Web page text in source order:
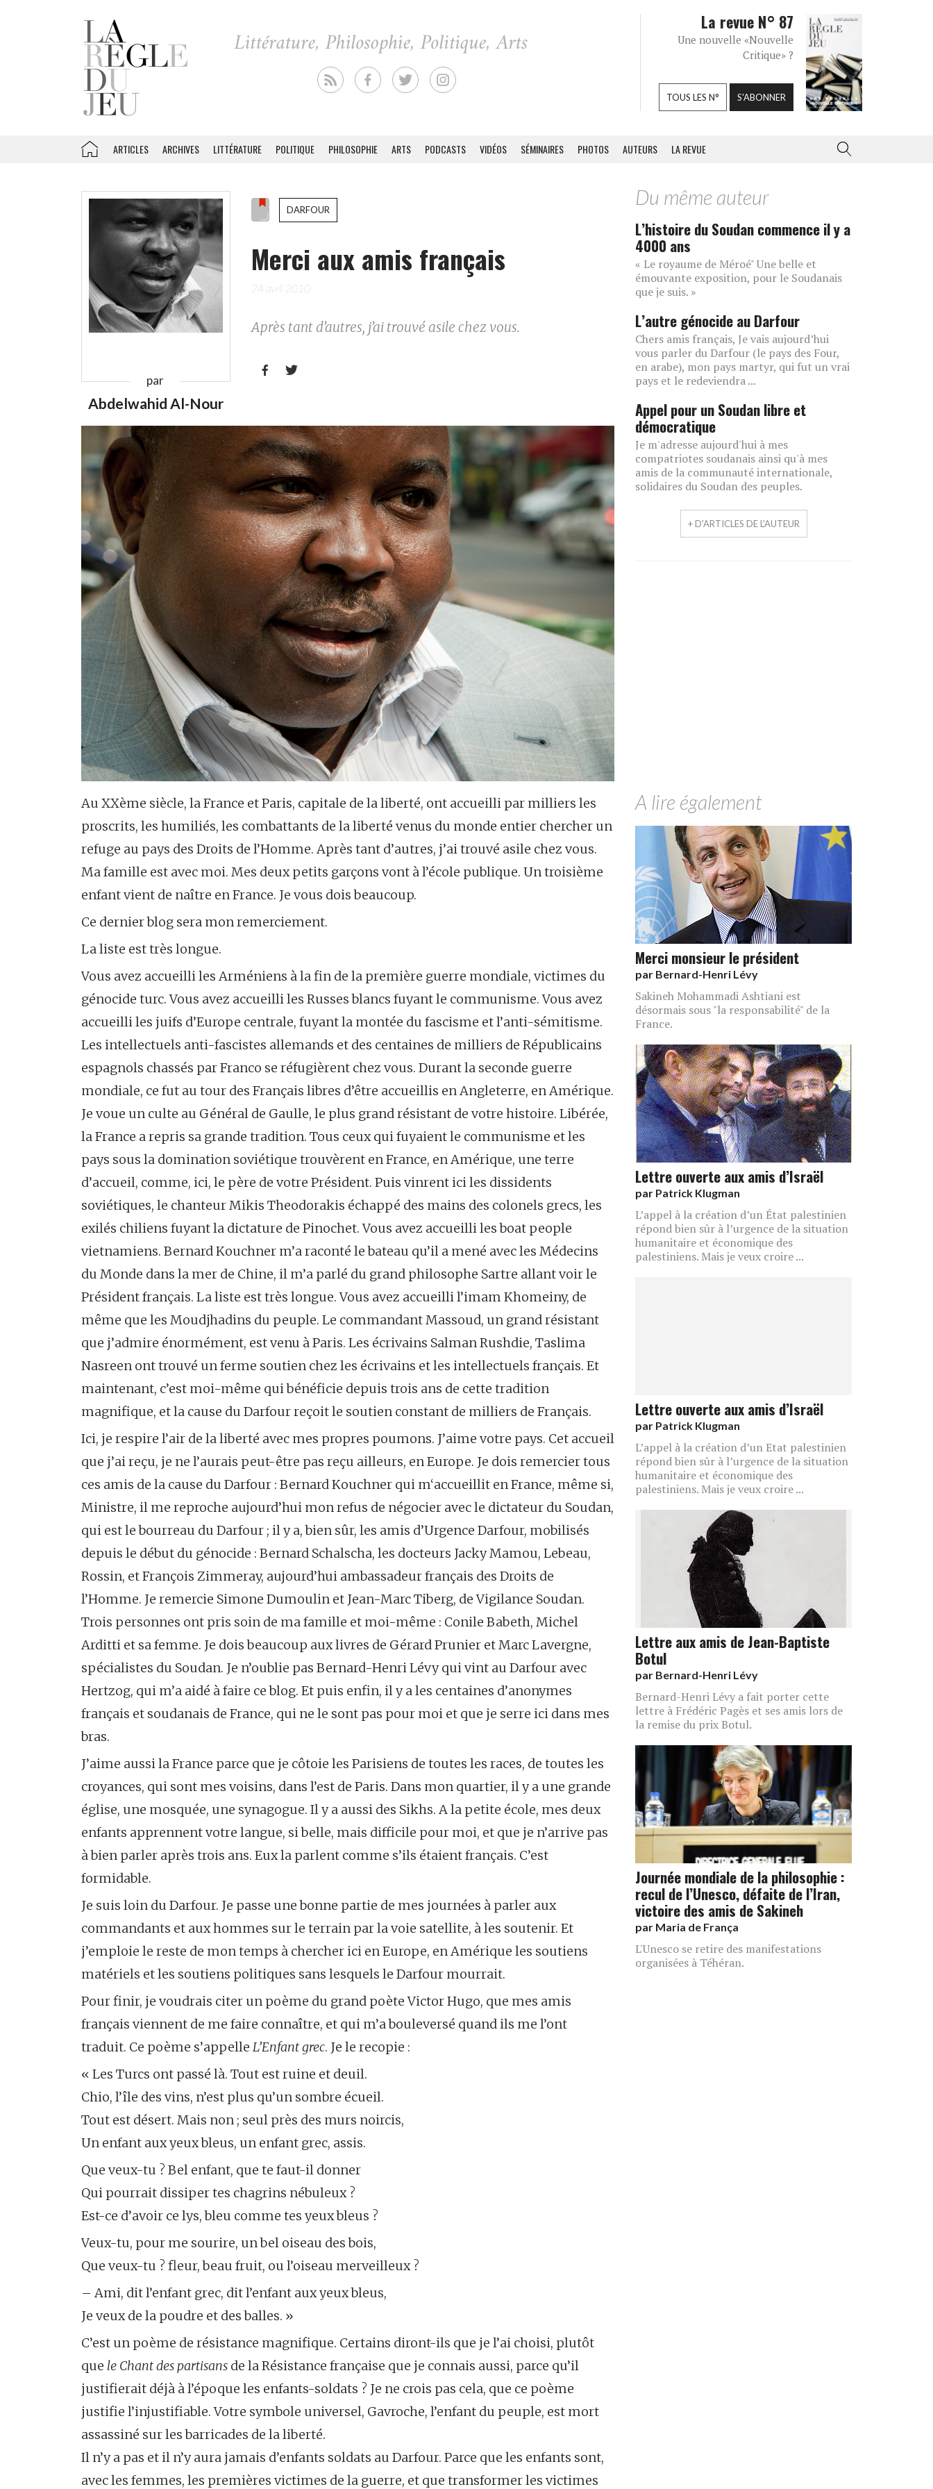
La revue N° 87
Une nouvelle «Nouvelle
Critique» ?
TOUS LES N° S'ABONNER
ARTICLES ARCHIVES LITTÉRATURE POLITIQUE PHILOSOPHIE ARTS PODCASTS VIDÉOS SÉMINAIRES PHOTOS AUTEURS LA REVUE
par
Abdelwahid Al-Nour
DARFOUR
Merci aux amis français
24 avril 2010
Après tant d’autres, j’ai trouvé asile chez vous.
 
Au XXème siècle, la France et Paris, capitale de la liberté, ont accueilli par milliers les
proscrits, les humiliés, les combattants de la liberté venus du monde entier chercher un
refuge au pays des Droits de l’Homme. Après tant d’autres, j’ai trouvé asile chez vous.
Ma famille est avec moi. Mes deux petits garçons vont à l’école publique. Un troisième
enfant vient de naître en France. Je vous dois beaucoup.
Ce dernier blog sera mon remerciement.
La liste est très longue.
Vous avez accueilli les Arméniens à la fin de la première guerre mondiale, victimes du
génocide turc. Vous avez accueilli les Russes blancs fuyant le communisme. Vous avez
accueilli les juifs d’Europe centrale, fuyant la montée du fascisme et l’anti-sémitisme.
Les intellectuels anti-fascistes allemands et des centaines de milliers de Républicains
espagnols chassés par Franco se réfugièrent chez vous. Durant la seconde guerre
mondiale, ce fut au tour des Français libres d’être accueillis en Angleterre, en Amérique.
Je voue un culte au Général de Gaulle, le plus grand résistant de votre histoire. Libérée,
la France a repris sa grande tradition. Tous ceux qui fuyaient le communisme et les
pays sous la domination soviétique trouvèrent en France, en Amérique, une terre
d’accueil, comme, ici, le père de votre Président. Puis vinrent ici les dissidents
soviétiques, le chanteur Mikis Theodorakis échappé des mains des colonels grecs, les
exilés chiliens fuyant la dictature de Pinochet. Vous avez accueilli les boat people
vietnamiens. Bernard Kouchner m’a raconté le bateau qu’il a mené avec les Médecins
du Monde dans la mer de Chine, il m’a parlé du grand philosophe Sartre allant voir le
Président français. La liste est très longue. Vous avez accueilli l’imam Khomeiny, de
même que les Moudjhadins du peuple. Le commandant Massoud, un grand résistant
que j’admire énormément, est venu à Paris. Les écrivains Salman Rushdie, Taslima
Nasreen ont trouvé un ferme soutien chez les écrivains et les intellectuels français. Et
maintenant, c’est moi-même qui bénéficie depuis trois ans de cette tradition
magnifique, et la cause du Darfour reçoit le soutien constant de milliers de Français.
Ici, je respire l’air de la liberté avec mes propres poumons. J’aime votre pays. Cet accueil
que j’ai reçu, je ne l’aurais peut-être pas reçu ailleurs, en Europe. Je dois remercier tous
ces amis de la cause du Darfour : Bernard Kouchner qui m‘accueillit en France, même si,
Ministre, il me reproche aujourd’hui mon refus de négocier avec le dictateur du Soudan,
qui est le bourreau du Darfour ; il y a, bien sûr, les amis d’Urgence Darfour, mobilisés
depuis le début du génocide : Bernard Schalscha, les docteurs Jacky Mamou, Lebeau,
Rossin, et François Zimmeray, aujourd’hui ambassadeur français des Droits de
l’Homme. Je remercie Simone Dumoulin et Jean-Marc Tiberg, de Vigilance Soudan.
Trois personnes ont pris soin de ma famille et moi-même : Conile Babeth, Michel
Arditti et sa femme. Je dois beaucoup aux livres de Gérard Prunier et Marc Lavergne,
spécialistes du Soudan. Je n’oublie pas Bernard-Henri Lévy qui vint au Darfour avec
Hertzog, qui m’a aidé à faire ce blog. Et puis enfin, il y a les centaines d’anonymes
français et soudanais de France, qui ne le sont pas pour moi et que je serre ici dans mes
bras.
J’aime aussi la France parce que je côtoie les Parisiens de toutes les races, de toutes les
croyances, qui sont mes voisins, dans l’est de Paris. Dans mon quartier, il y a une grande
église, une mosquée, une synagogue. Il y a aussi des Sikhs. A la petite école, mes deux
enfants apprennent votre langue, si belle, mais difficile pour moi, et que je n’arrive pas
à bien parler après trois ans. Eux la parlent comme s’ils étaient français. C’est
formidable.
Je suis loin du Darfour. Je passe une bonne partie de mes journées à parler aux
commandants et aux hommes sur le terrain par la voie satellite, à les soutenir. Et
j’emploie le reste de mon temps à chercher ici en Europe, en Amérique les soutiens
matériels et les soutiens politiques sans lesquels le Darfour mourrait.
Pour finir, je voudrais citer un poème du grand poète Victor Hugo, que mes amis
français viennent de me faire connaître, et qui m’a bouleversé quand ils me l’ont
traduit. Ce poème s’appelle L’Enfant grec. Je le recopie :
« Les Turcs ont passé là. Tout est ruine et deuil.
Chio, l’île des vins, n’est plus qu’un sombre écueil.
Tout est désert. Mais non ; seul près des murs noircis,
Un enfant aux yeux bleus, un enfant grec, assis.
Que veux-tu ? Bel enfant, que te faut-il donner
Qui pourrait dissiper tes chagrins nébuleux ?
Est-ce d’avoir ce lys, bleu comme tes yeux bleus ?
Veux-tu, pour me sourire, un bel oiseau des bois,
Que veux-tu ? fleur, beau fruit, ou l’oiseau merveilleux ?
– Ami, dit l’enfant grec, dit l’enfant aux yeux bleus,
Je veux de la poudre et des balles. »
C’est un poème de résistance magnifique. Certains diront-ils que je l’ai choisi, plutôt
que le Chant des partisans de la Résistance française que je connais aussi, parce qu’il
justifierait déjà à l’époque les enfants-soldats ? Je ne crois pas cela, que ce poème
justifie l’injustifiable. Votre symbole universel, Gavroche, l’enfant du peuple, est mort
assassiné sur les barricades de la liberté.
Il n’y a pas et il n’y aura jamais d’enfants soldats au Darfour. Parce que les enfants sont,
avec les femmes, les premières victimes de la guerre, et que transformer les victimes
Du même auteur
L’histoire du Soudan commence il y a
4000 ans
« Le royaume de Méroé" Une belle et
émouvante exposition, pour le Soudanais
que je suis. »
L’autre génocide au Darfour
Chers amis français, Je vais aujourd’hui
vous parler du Darfour (le pays des Four,
en arabe), mon pays martyr, qui fut un vrai
pays et le redeviendra ...
Appel pour un Soudan libre et
démocratique
Je m'adresse aujourd'hui à mes
compatriotes soudanais ainsi qu'à mes
amis de la communauté internationale,
solidaires du Soudan des peuples.
+ D'ARTICLES DE L'AUTEUR
A lire également
Merci monsieur le président
par Bernard-Henri Lévy
Sakineh Mohammadi Ashtiani est
désormais sous "la responsabilité" de la
France.
Lettre ouverte aux amis d’Israël
par Patrick Klugman
L’appel à la création d’un État palestinien
répond bien sûr à l’urgence de la situation
humanitaire et économique des
palestiniens. Mais je veux croire ...
Lettre ouverte aux amis d’Israël
par Patrick Klugman
L’appel à la création d’un Etat palestinien
répond bien sûr à l’urgence de la situation
humanitaire et économique des
palestiniens. Mais je veux croire ...
Lettre aux amis de Jean-Baptiste
Botul
par Bernard-Henri Lévy
Bernard-Henri Lévy a fait porter cette
lettre à Frédéric Pagès et ses amis lors de
la remise du prix Botul.
Journée mondiale de la philosophie :
recul de l’Unesco, défaite de l’Iran,
victoire des amis de Sakineh
par Maria de França
L'Unesco se retire des manifestations
organisées à Téhéran.